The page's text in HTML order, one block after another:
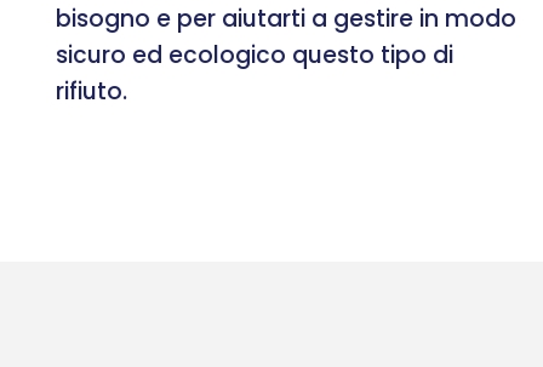
bisogno e per aiutarti a gestire in modo
sicuro ed ecologico questo tipo di
rifiuto.